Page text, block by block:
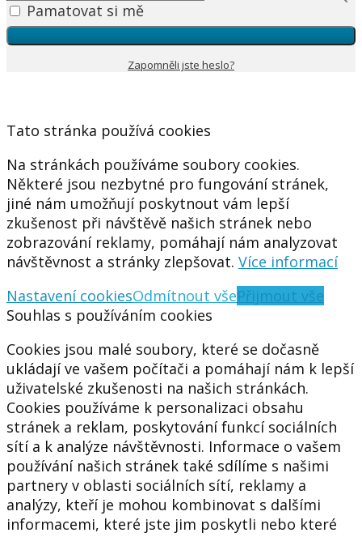
Pamatovat si mě
Zapomněli jste heslo?
Tato stránka používá cookies
Na stránkách používáme soubory cookies.
Některé jsou nezbytné pro fungování stránek,
jiné nám umožňují poskytnout vám lepší
zkušenost při návštěvě našich stránek nebo
zobrazování reklamy, pomáhají nám analyzovat
návštěvnost a stránky zlepšovat. Více informací
Nastavení cookiesOdmítnout všePřijmout vše
Souhlas s používáním cookies
Cookies jsou malé soubory, které se dočasně
ukládají ve vašem počítači a pomáhají nám k lepší
uživatelské zkušenosti na našich stránkách.
Cookies používáme k personalizaci obsahu
stránek a reklam, poskytování funkcí sociálních
sítí a k analýze návštěvnosti. Informace o vašem
používání našich stránek také sdílíme s našimi
partnery v oblasti sociálních sítí, reklamy a
analýzy, kteří je mohou kombinovat s dalšími
informacemi, které jste jim poskytli nebo které